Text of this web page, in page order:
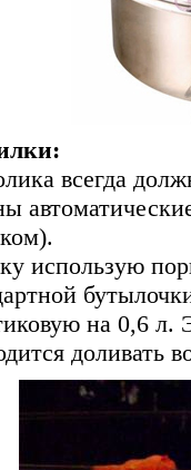
всегда
использую
на 0,6 л.
доливать